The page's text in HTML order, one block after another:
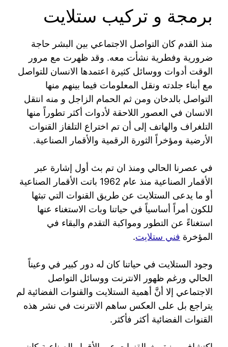
برمجة و تركيب ستلايت
منذ القدم كان التواصل الاجتماعي بين البشر حاجة
ضرورية وفطرية نشأت معه. وقد ظهرت مع مرور
الوقت أدوات ووسائل كثيرة اعتمدها الانسان للتواصل
مع أبناء جلدته ونقل المعلومات فيما بينهم منها
التواصل بالدخان ومن ثم الحمام الزاجل و منه انتقل
الانسان في العصور اللاحقة لأدوات أكثر تطوراً منها
التلغراف والهاتف إلى أن تم اختراع التلفاز القنوات
الأرضية ومؤخراً الثورة الرقمية والأقمار الصناعية.
في عصرنا الحالي ومنذ ان تم بث أول إشارة عبر
الأقمار الصناعية منذ عام 1962 باتت الأقمار الصناعية
أو ما يدعى الستلايت عن طريق القنوات التي تبثها
للكون أمراً أساسياً في حياتنا وبات الاستغناء عنها
استغناءً عن التطور ومواكبة التقدم والبقاء في
المؤخرة فني ستلايت.
وجود الستلايت في حياتنا كان له دور كبير في وعيناً
الحالي ورغم ظهور الانترنت ووسائل التواصل
الاجتماعي إلا أنَّ أهمية الستلايت والقنوات الفضائية لم
يتراجع بل على العكس ساهم الانترنت في نشر هذه
القنوات الفضائية أكثر فأكثر.